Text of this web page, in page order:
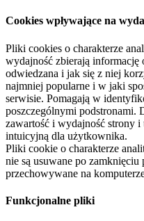
Cookies wpływające na
Pliki cookies o charakterze
wydajność zbierają informację
odwiedzana i jak się z niej
najmniej popularne i w jaki
serwisie. Pomagają w
poszczególnymi podstronami.
zawartość i wydajność strony
intuicyjną dla użytkownika.
Pliki cookie o charakterze
nie są usuwane po
przechowywane na
Funkcjonalne pliki